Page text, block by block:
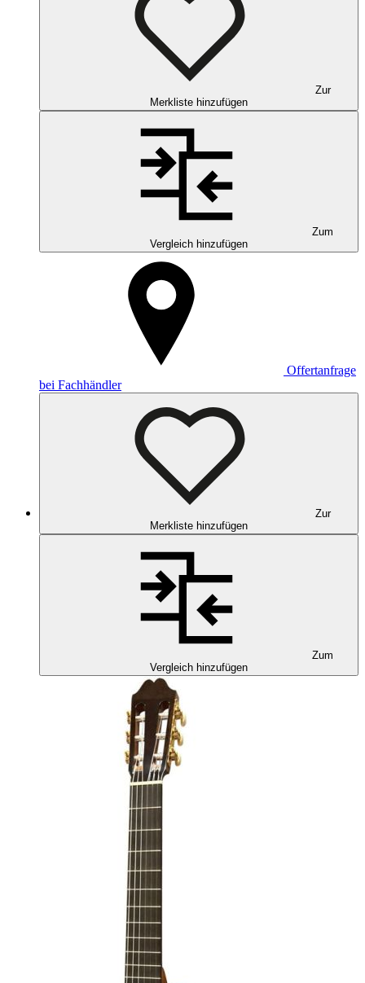
Zur
Merkliste hinzufügen
Zum
Vergleich hinzufügen
Offertanfrage
bei Fachhändler
Zur
Merkliste hinzufügen
Zum
Vergleich hinzufügen